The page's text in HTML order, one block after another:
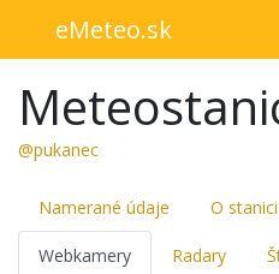
eMeteo.sk
@pukanec
Namerané údaje O stanici
Webkamery Radary